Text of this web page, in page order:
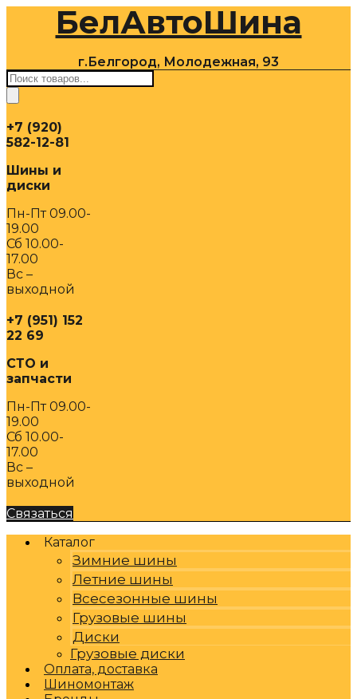
содержимомуБелАвтоШина
г.Белгород, Молодежная, 93
Поиск
товаров
+7 (920)
582-12-81
Шины и
диски
Пн-Пт 09.00-
19.00
Сб 10.00-
17.00
Вс –
выходной
+7 (951) 152
22 69
СТО и
запчасти
Пн-Пт 09.00-
19.00
Сб 10.00-
17.00
Вс –
выходной
Связаться
Каталог
Зимние шины
Летние шины
Всесезонные шины
Грузовые шины
Диски
Грузовые диски
Оплата, доставка
Шиномонтаж